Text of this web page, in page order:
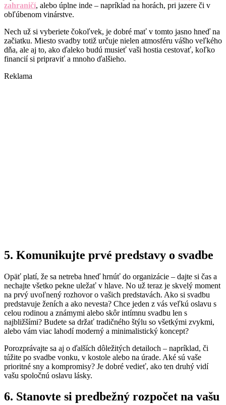
zahraničí, alebo úplne inde – napríklad na horách, pri jazere či v
obľúbenom vinárstve.
Nech už si vyberiete čokoľvek, je dobré mať v tomto jasno hneď na
začiatku. Miesto svadby totiž určuje nielen atmosféru vášho veľkého
dňa, ale aj to, ako ďaleko budú musieť vaši hostia cestovať, koľko
financií si pripraviť a mnoho ďalšieho.
Reklama
5. Komunikujte prvé predstavy o svadbe
Opäť platí, že sa netreba hneď hrnúť do organizácie – dajte si čas a
nechajte všetko pekne uležať v hlave. No už teraz je skvelý moment
na prvý uvoľnený rozhovor o vašich predstavách. Ako si svadbu
predstavuje ženích a ako nevesta? Chce jeden z vás veľkú oslavu s
celou rodinou a známymi alebo skôr intímnu svadbu len s
najbližšími? Budete sa držať tradičného štýlu so všetkými zvykmi,
alebo vám viac lahodí moderný a minimalistický koncept?
Porozprávajte sa aj o ďalších dôležitých detailoch – napríklad, či
túžite po svadbe vonku, v kostole alebo na úrade. Aké sú vaše
prioritné sny a kompromisy? Je dobré vedieť, ako ten druhý vidí
vašu spoločnú oslavu lásky.
6. Stanovte si predbežný rozpočet na vašu